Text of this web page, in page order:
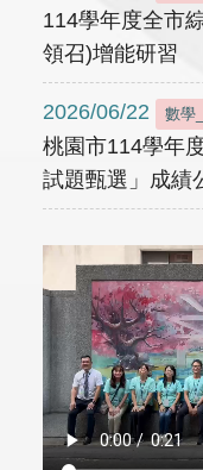
114學年度全市
領召)增能研習
2026/06/22 數學
桃園市114學年
試題甄選」成績